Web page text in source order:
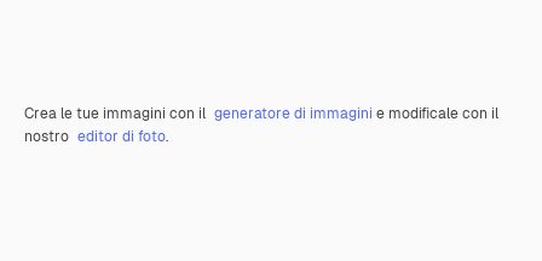
Crea le tue immagini con il generatore di immagini e modificale con il
nostro editor di foto.